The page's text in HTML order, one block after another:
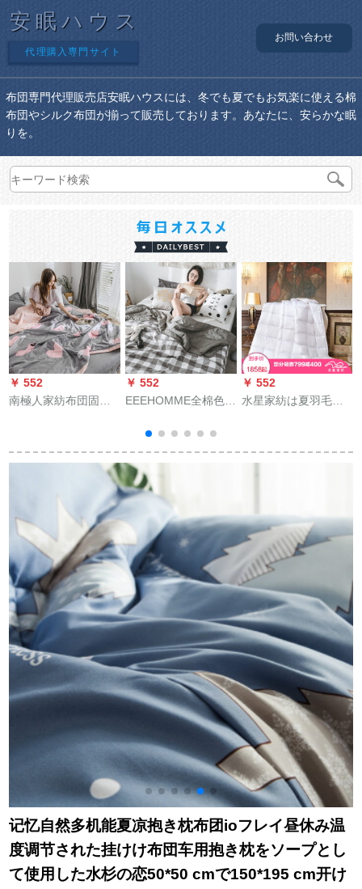
安眠ハウス
代理購入専門サイト
お問い合わせ
布団専門代理販売店安眠ハウスには、冬でも夏でもお気楽に使える棉
布団やシルク布団が揃って販売しております。あなたに、安らかな眠
りを。
￥ 552
南極人家紡布団固綿
ベッド上桃楽糸の接
吻180*200(1.8 m床)
￥ 552
EEEHOMME全棉色織
温度調節掛け布団男
子条夏凉固められた
绵夏がウォーウォー
ウォーカー布団夏女
史シングダム薄被芯
黒灰格200 x 233.2 kg
￥ 552
水星家紡は夏羽毛に
挂け布团の中にカー
记忆自然多机能夏凉抱き枕布团ioフレイ昼休み温
度调节された挂けけ布団车用抱き枕をソープとし
て使用した水杉の恋50*50 cmで150*195 cm开け